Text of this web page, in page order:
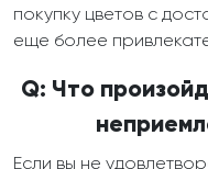
покупку цветов с
еще более
Q: Что
Если вы не